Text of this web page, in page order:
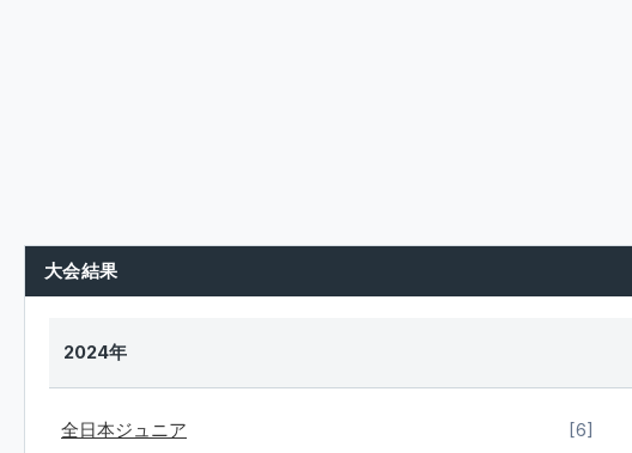
大会結果
2024年
全日本ジュニア [6]